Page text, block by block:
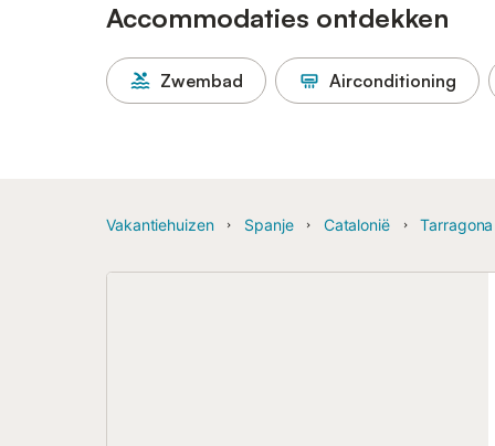
Accommodaties ontdekken
Zwembad Airconditioning
Vakantiehuizen Spanje Catalonië